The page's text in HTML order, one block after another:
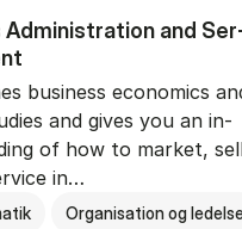
Ad­min­is­tra­tion and
business economics
and gives you an in-
of how to market,
in…
Organisation og